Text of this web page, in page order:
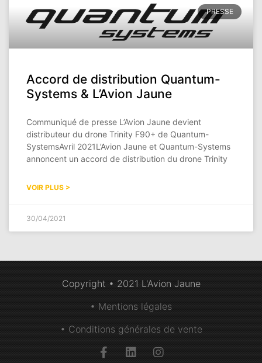
PRESSE
Accord de distribution Quantum-
Systems & L’Avion Jaune
Communiqué de presse L’Avion Jaune devient
distributeur du drone Trinity F90+ de Quantum-
SystemsAvril 2021L’Avion Jaune et Quantum-Systems
annoncent un accord de distribution du drone Trinity
VOIR PLUS >
30/04/2021
Copyright • 2021 L'Avion Jaune
• Mentions légales
• Conditions générales de vente